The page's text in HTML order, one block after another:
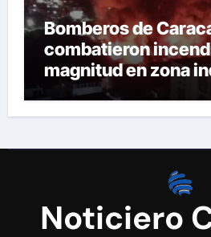
Bomberos de
combatieron
magnitud en zona
Llanito
Noticiero